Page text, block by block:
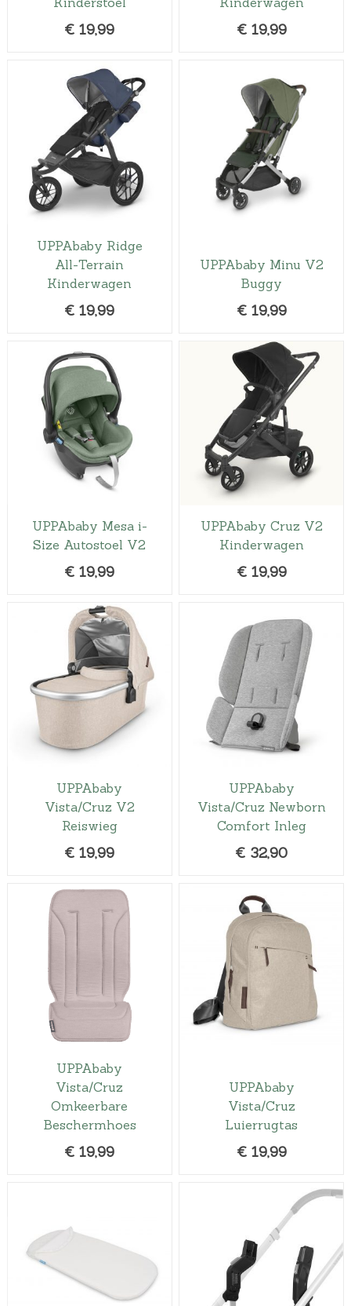
€ 19,99 € 19,99
UPPAbaby Ridge
All-Terrain
Kinderwagen
€ 19,99
UPPAbaby Minu V2
Buggy
€ 19,99
UPPAbaby Mesa i-
Size Autostoel V2
€ 19,99
UPPAbaby Cruz V2
Kinderwagen
€ 19,99
UPPAbaby
Vista/Cruz V2
Reiswieg
€ 19,99
UPPAbaby
Vista/Cruz Newborn
Comfort Inleg
€ 32,90
UPPAbaby
Vista/Cruz
Omkeerbare
Beschermhoes
€ 19,99
UPPAbaby
Vista/Cruz
Luierrugtas
€ 19,99